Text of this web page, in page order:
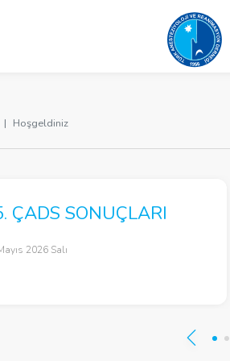
Hoşgeldiniz
ÇADS SONUÇLARI
2026 Salı